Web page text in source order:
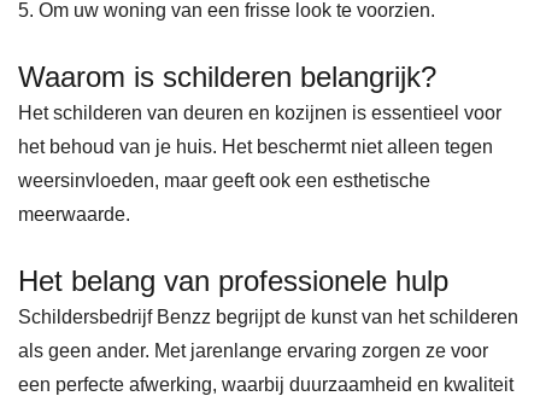
5. Om uw woning van een frisse look te voorzien.
Waarom is schilderen belangrijk?
Het schilderen van deuren en kozijnen is essentieel voor
het behoud van je huis. Het beschermt niet alleen tegen
weersinvloeden, maar geeft ook een esthetische
meerwaarde.
Het belang van professionele hulp
Schildersbedrijf Benzz begrijpt de kunst van het schilderen
als geen ander. Met jarenlange ervaring zorgen ze voor
een perfecte afwerking, waarbij duurzaamheid en kwaliteit